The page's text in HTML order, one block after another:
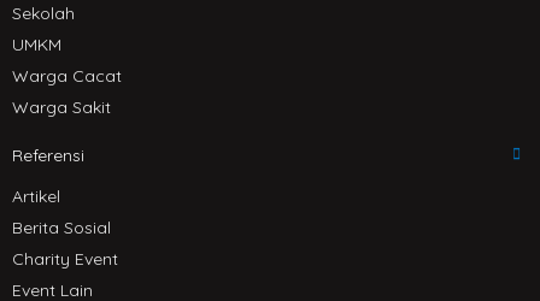
Sekolah
UMKM
Warga Cacat
Warga Sakit
Referensi
Artikel
Berita Sosial
Charity Event
Event Lain